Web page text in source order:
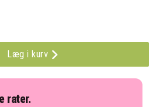
Læg i kurv
rater.